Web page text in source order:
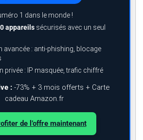
1 dans le monde !
appareils sécurisés avec un seul
avancée : anti-phishing, blocage
privée : IP masquée, trafic chiffré
: -73% + 3 mois offerts + Carte
cadeau Amazon.fr
de l’offre maintenant